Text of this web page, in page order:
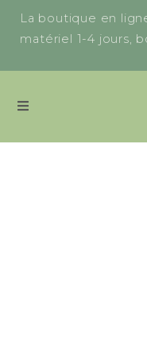
La boutique en
matériel 1-4 jours,